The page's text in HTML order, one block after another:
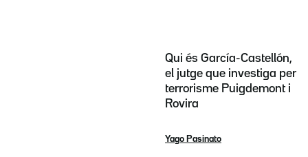
Qui és García-Castellón,
el jutge que investiga per
terrorisme Puigdemont i
Rovira
Yago Pasinato